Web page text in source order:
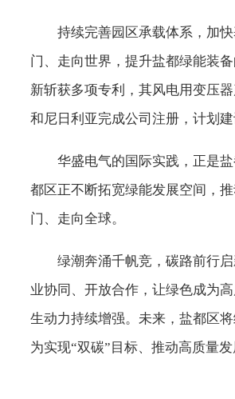
持续完善园区承载体系，加
门、走向世界，提升盐都绿能装
新斩获多项专利，其风电用变压
和尼日利亚完成公司注册，计划
华盛电气的国际实践，正是
都区正不断拓宽绿能发展空间，
门、走向全球。
绿潮奔涌千帆竞，碳路前行
业协同、开放合作，让绿色成为
生动力持续增强。未来，盐都区
为实现“双碳”目标、推动高质量